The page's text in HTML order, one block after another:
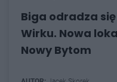
Biga odradza
Wirku. Nowa
Nowy Bytom